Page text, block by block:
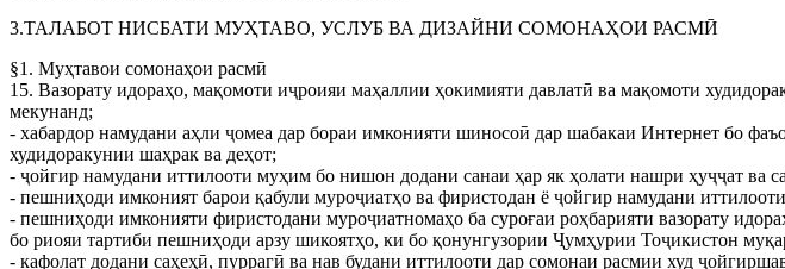
3.ТАЛАБОТ НИСБАТИ МУҲТАВО, УСЛУБ ВА ДИЗАЙНИ СОМОНАҲОИ РАСМӢ
§1. Муҳтавои сомонаҳои расмӣ
15. Вазорату идораҳо, мақомоти иҷроияи маҳаллии ҳокимияти давлатӣ ва мақомоти
мекунанд;
- хабардор намудани аҳли ҷомеа дар бораи имконияти шиносоӣ дар шабакаи Интернет бо
худидоракунии шаҳрак ва деҳот;
- ҷойгир намудани иттилооти муҳим бо нишон додани санаи ҳар як ҳолати нашри ҳуҷҷат ва
- пешниҳоди имконият барои қабули муроҷиатҳо ва фиристодан ё ҷойгир намудани
- пешниҳоди имконияти фиристодани муроҷиатномаҳо ба суроғаи роҳбарияти вазорату
бо риояи тартиби пешниҳоди арзу шикоятҳо, ки бо қонунгузории Ҷумҳурии Тоҷикистон
- кафолат додани саҳеҳӣ, пуррагӣ ва нав будани иттилооти дар сомонаи расмии худ